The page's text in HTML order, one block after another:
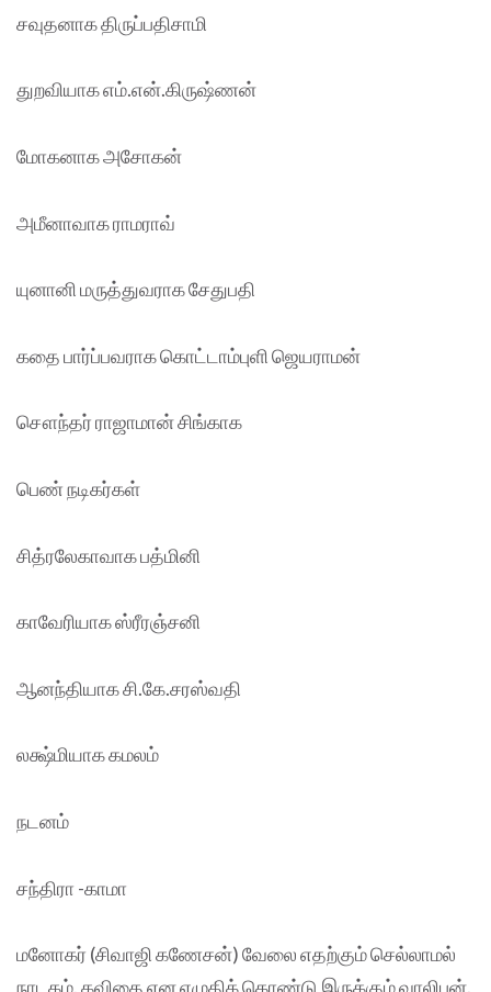
சவுதனாக திருப்பதிசாமி
துறவியாக எம்.என்.கிருஷ்ணன்
மோகனாக அசோகன்
அமீனாவாக ராமராவ்
யுனானி மருத்துவராக சேதுபதி
கதை பார்ப்பவராக கொட்டாம்புளி ஜெயராமன்
சௌந்தர் ராஜாமான் சிங்காக
பெண் நடிகர்கள்
சித்ரலேகாவாக பத்மினி
காவேரியாக ஸ்ரீரஞ்சனி
ஆனந்தியாக சி.கே.சரஸ்வதி
லக்ஷ்மியாக கமலம்
நடனம்
சந்திரா -காமா
மனோகர் (சிவாஜி கணேசன்) வேலை எதற்கும் செல்லாமல்
நாடகம், கவிதை என எழுதிக் கொண்டு இருக்கும் வாலிபன்.